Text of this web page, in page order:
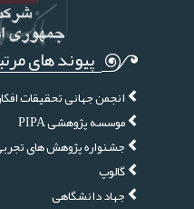
پیوند های
انجمن جهانی تحقیقات
موسسه پژوهشی PIPA
جشنواره پژوهش های
گالوپ
جهاد دانشگاهی